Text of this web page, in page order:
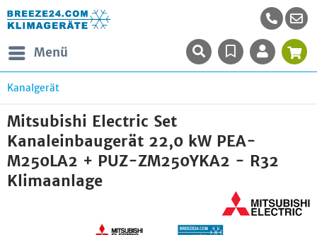
Menü
Kanalgerät
Mitsubishi Electric Set
Kanaleinbaugerät 22,0 kW PEA-
M250LA2 + PUZ-ZM250YKA2 - R32
Klimaanlage